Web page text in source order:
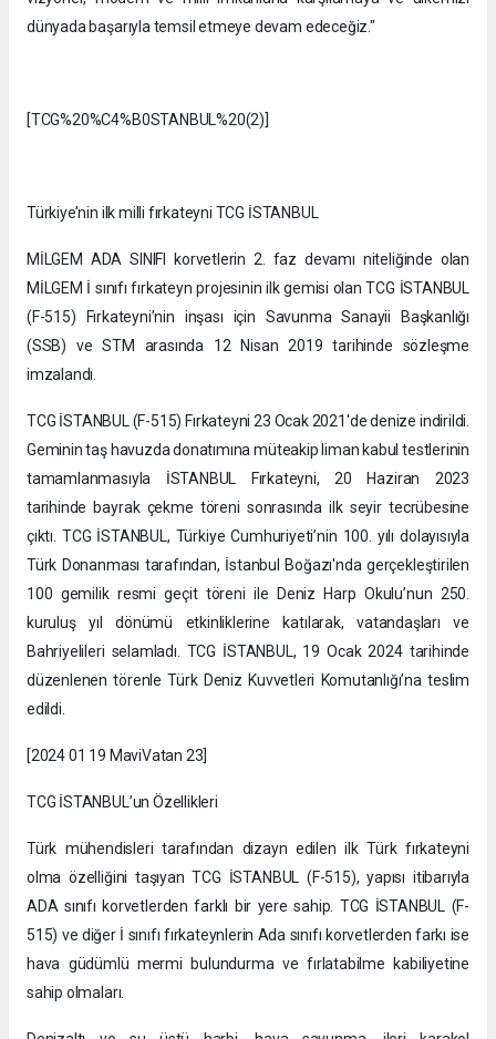
dünyada başarıyla temsil etmeye devam edeceğiz."
[TCG%20%C4%B0STANBUL%20(2)]
Türkiye’nin ilk milli fırkateyni TCG İSTANBUL
MİLGEM ADA SINIFI korvetlerin 2. faz devamı niteliğinde olan
MİLGEM İ sınıfı fırkateyn projesinin ilk gemisi olan TCG İSTANBUL
(F-515) Fırkateyni’nin inşası için Savunma Sanayii Başkanlığı
(SSB) ve STM arasında 12 Nisan 2019 tarihinde sözleşme
imzalandı.
TCG İSTANBUL (F-515) Fırkateyni 23 Ocak 2021'de denize indirildi.
Geminin taş havuzda donatımına müteakip liman kabul testlerinin
tamamlanmasıyla İSTANBUL Fırkateyni, 20 Haziran 2023
tarihinde bayrak çekme töreni sonrasında ilk seyir tecrübesine
çıktı. TCG İSTANBUL, Türkiye Cumhuriyeti’nin 100. yılı dolayısıyla
Türk Donanması tarafından, İstanbul Boğazı'nda gerçekleştirilen
100 gemilik resmi geçit töreni ile Deniz Harp Okulu’nun 250.
kuruluş yıl dönümü etkinliklerine katılarak, vatandaşları ve
Bahriyelileri selamladı. TCG İSTANBUL, 19 Ocak 2024 tarihinde
düzenlenen törenle Türk Deniz Kuvvetleri Komutanlığı’na teslim
edildi.
[2024 01 19 MaviVatan 23]
TCG İSTANBUL’un Özellikleri
Türk mühendisleri tarafından dizayn edilen ilk Türk fırkateyni
olma özelliğini taşıyan TCG İSTANBUL (F-515), yapısı itibarıyla
ADA sınıfı korvetlerden farklı bir yere sahip. TCG İSTANBUL (F-
515) ve diğer İ sınıfı fırkateynlerin Ada sınıfı korvetlerden farkı ise
hava güdümlü mermi bulundurma ve fırlatabilme kabiliyetine
sahip olmaları.